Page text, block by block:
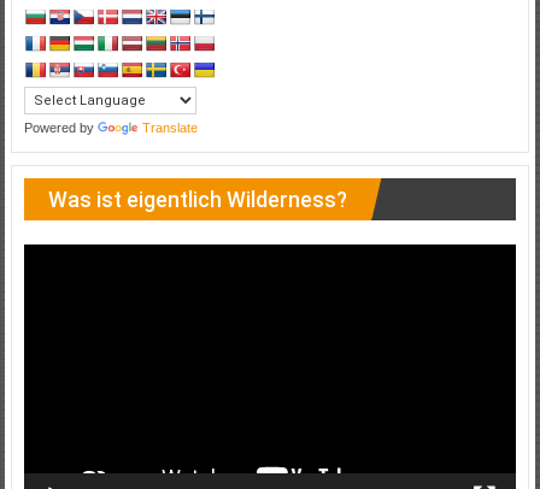
Powered by Translate
Was ist eigentlich Wilderness?